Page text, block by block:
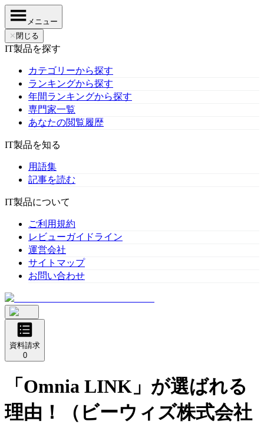
メニュー
✕ 閉じる
IT製品を探す
カテゴリーから探す
ランキングから探す
年間ランキングから探す
専門家一覧
あなたの閲覧履歴
IT製品を知る
用語集
記事を読む
IT製品について
ご利用規約
レビューガイドライン
運営会社
サイトマップ
お問い合わせ
資料請求
0
「Omnia LINK」が選ばれる
理由！（ビーウィズ株式会社